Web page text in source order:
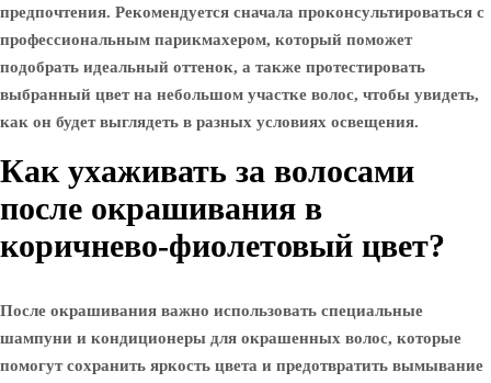
предпочтения. Рекомендуется сначала проконсультироваться с
профессиональным парикмахером, который поможет
подобрать идеальный оттенок, а также протестировать
выбранный цвет на небольшом участке волос, чтобы увидеть,
как он будет выглядеть в разных условиях освещения.
Как ухаживать за волосами
после окрашивания в
коричнево-фиолетовый цвет?
После окрашивания важно использовать специальные
шампуни и кондиционеры для окрашенных волос, которые
помогут сохранить яркость цвета и предотвратить вымывание